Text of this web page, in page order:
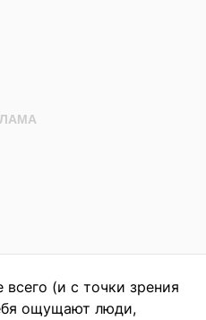
всего (и с точки зрения
ощущают люди,